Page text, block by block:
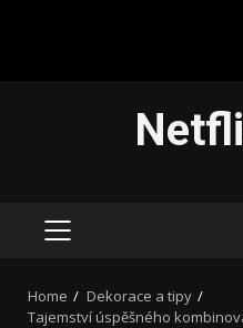
PRIMARY
Home
Dekorace a tipy
Tajemství úspěšného